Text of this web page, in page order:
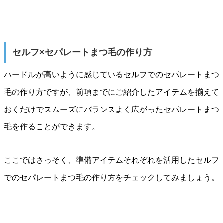
セルフ×セパレートまつ毛の作り方
ハードルが高いように感じているセルフでのセパレートまつ
毛の作り方ですが、前項までにご紹介したアイテムを揃えて
おくだけでスムーズにバランスよく広がったセパレートまつ
毛を作ることができます。
ここではさっそく、準備アイテムそれぞれを活用したセルフ
でのセパレートまつ毛の作り方をチェックしてみましょう。